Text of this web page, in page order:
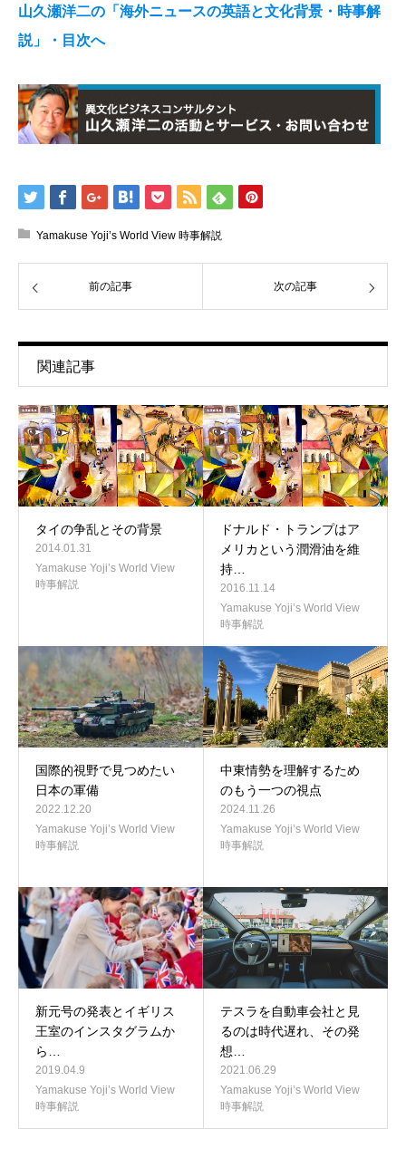
山久瀬洋二の「海外ニュースの英語と文化背景・時事解
説」・目次へ
Yamakuse Yoji’s World View 時事解説
前の記事 次の記事
関連記事
タイの争乱とその背景
2014.01.31
Yamakuse Yoji’s World View
時事解説
ドナルド・トランプはア
メリカという潤滑油を維
持…
2016.11.14
Yamakuse Yoji’s World View
時事解説
国際的視野で見つめたい
日本の軍備
2022.12.20
Yamakuse Yoji’s World View
時事解説
中東情勢を理解するため
のもう一つの視点
2024.11.26
Yamakuse Yoji’s World View
時事解説
新元号の発表とイギリス
王室のインスタグラムか
ら…
2019.04.9
Yamakuse Yoji’s World View
時事解説
テスラを自動車会社と見
るのは時代遅れ、その発
想…
2021.06.29
Yamakuse Yoji’s World View
時事解説